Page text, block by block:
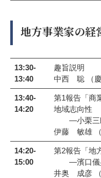
地方事業家の経
13:30-
13:40
趣旨説明
中西 聡 （慶
13:40-
14:20
第1報告「商
地域志向性
―小栗三郎
伊藤 敏雄 （
14:20-
15:00
第2報告「地
―濱口儀
井奥 成彦 （